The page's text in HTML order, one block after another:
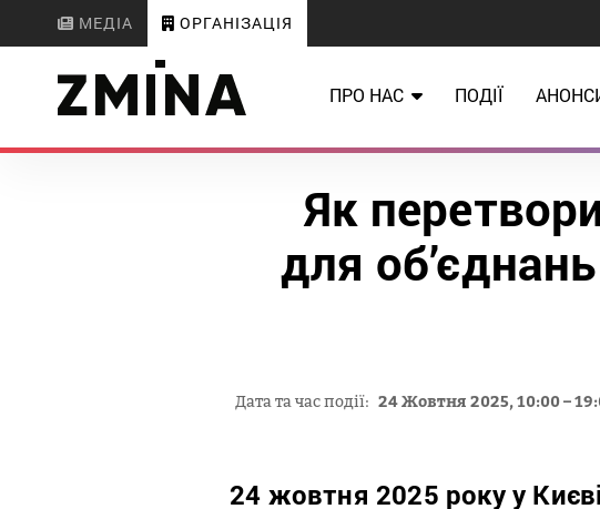
МЕДІА ОРГАНІЗАЦІЯ
ПРО НАС ПОДІЇ
Як
для
Дата та час події: 24 Жовтня 2025, 10:00 –
24 жовтня 2025 року у